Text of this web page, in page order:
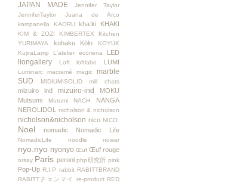
JAPAN MADE
Jennifer Taylor
JenniferTaylor
Juana de Arco
kampanella
KAORU kha:ki KHAKI
KIM & ZOZI KIMBERTEX
Kitchen
YURIMAYA
kohaku Köln
KOYUK
KujiraLamp
L'atelier ecoriena LED
liongallery Loft loftlabo LUMI
Luminarc macramé magic
marble
SUD
MIDIUMISOLID mill chats
mizuiro ind mizuiro-ind
MOKU
Mutsumi
Mutumi NACH
NANGA
NEROLIDOL
nicholson & nicholson
nicholson&nicholson nico NICO.
Noel nomadic Nomadic Life
NomadicLife noodle nowar
nyo.nyo nyonyo Œuf Œuf rouge
orsay Paris peroni php研究所 pink
Pop-Up R.I.P rabbit RABITTBRAND
RABITTチェンマイ
re-product RED